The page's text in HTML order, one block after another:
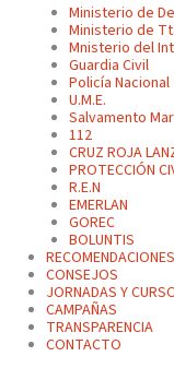
Ministerio de
Ministerio de
Mnisterio del
Guardia Civil
Policía Nacional
U.M.E.
Salvamento
112
CRUZ ROJA
PROTECCIÓN
R.E.N
EMERLAN
GOREC
BOLUNTIS
RECOMENDACIONES
CONSEJOS
JORNADAS Y
CAMPAÑAS
TRANSPARENCIA
CONTACTO